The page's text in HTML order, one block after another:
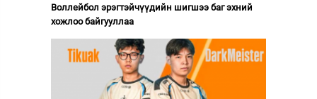
Воллейбол эрэгтэйчүүдийн шигшээ баг эхний
хожлоо байгууллаа